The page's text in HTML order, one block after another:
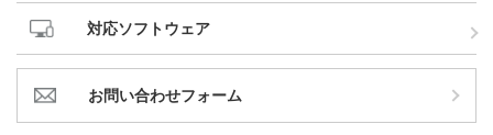
対応ソフトウェア
お問い合わせフォーム